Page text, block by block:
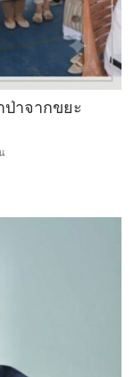
าจากขยะ
กอง